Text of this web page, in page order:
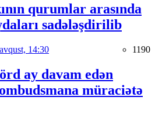
qurumlar arasında
sadələşdirilib
14:30 1190
ay davam edən
müraciətə